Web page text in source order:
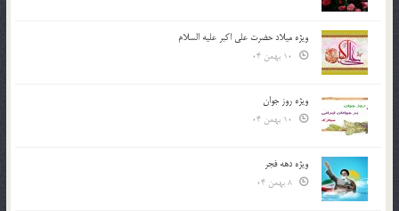
ویژه میلاد حضرت علی اکبر علیه السلام
ویژه روز جوان
ویژه دهه فجر